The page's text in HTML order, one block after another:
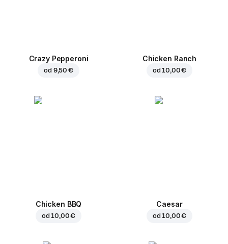
Crazy Pepperoni
od 9,50 €
Chicken Ranch
od10,00 €
Chicken BBQ
od10,00 €
Caesar
od10,00 €